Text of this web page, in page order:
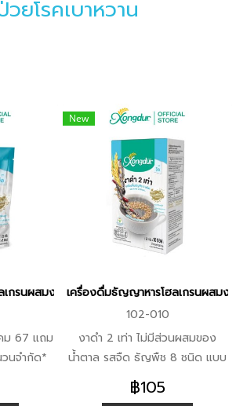
วยโรคเบาหวาน
กรนผสมงาดำสำเร็จรูป สูตรจืด (บรรจุ 5 ซอง)
ม 67 แถม
นจำกัด*
8 ชนิด
ละปลอด
New
เครื่องดื่มธัญญาหารโฮลเกรนผสมง
102-010
งาดำ 2 เท่า ไม่มีส่วนผสมของ
น้ำตาล รสจืด ธัญพืช 8 ชนิด แบบ
เต็มเมล็ด ไม่ขัดสี และปลอดสาร
พิษ ไม่มีโคเลสเตอรอลและไขมัน
฿105